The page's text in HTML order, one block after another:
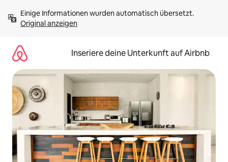
Inhalten
springenOriginal anzeigen
Inseriere deine Unterkunft auf Airbnb